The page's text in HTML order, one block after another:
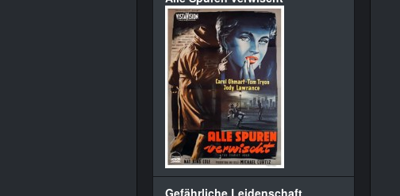
Gefährliche Leidenschaft